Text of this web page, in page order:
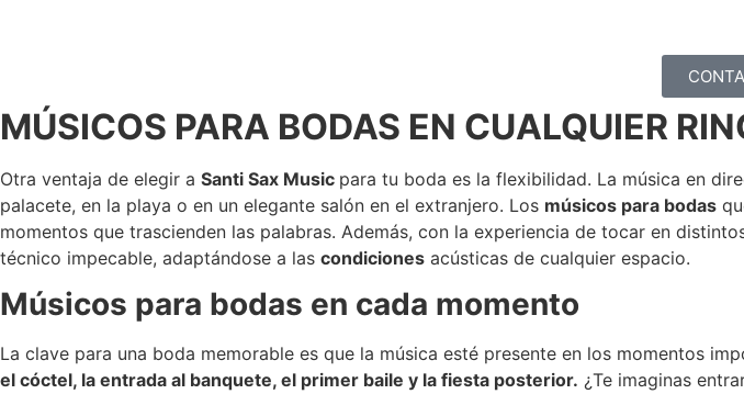
MÚSICOS PARA BODAS EN CUALQUIER
Otra ventaja de elegir a Santi Sax Music para tu boda es la flexibilidad. La música en
palacete, en la playa o en un elegante salón en el extranjero. Los músicos para bodas
momentos que trascienden las palabras. Además, con la experiencia de tocar en
técnico impecable, adaptándose a las condiciones acústicas de cualquier espacio.
Músicos para bodas en cada momento
La clave para una boda memorable es que la música esté presente en los momentos
el cóctel, la entrada al banquete, el primer baile y la fiesta posterior. ¿Te imaginas